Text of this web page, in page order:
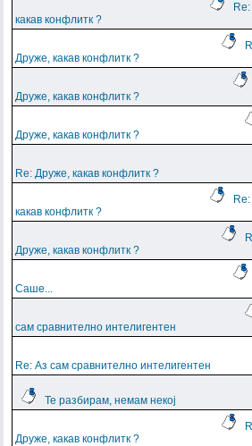
какав конфлитк ?
Друже, какав конфлитк ?
Друже, какав конфлитк ?
Друже, какав конфлитк ?
Re: Друже, какав конфлитк ?
какав конфлитк ?
Друже, какав конфлитк ?
Саше...
сам сравнително интелигентен
Re: Аз сам сравнително интелигентен
Те разбирам, немам некој
Друже, какав конфлитк ?